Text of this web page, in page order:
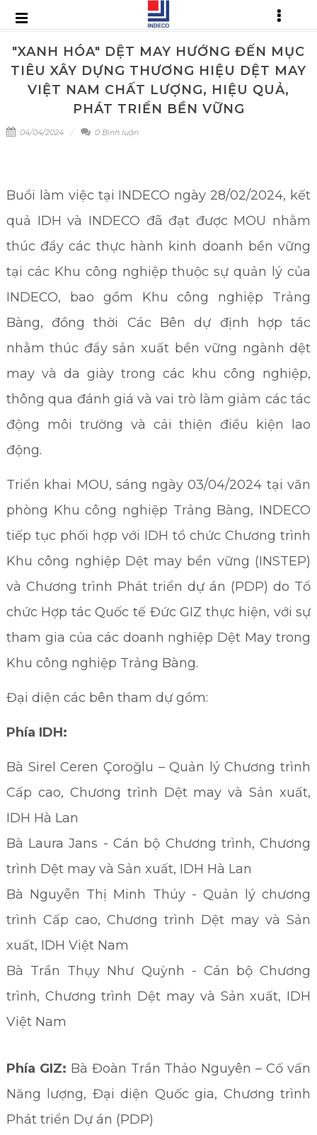
"XANH HÓA" DỆT MAY HƯỚNG ĐẾN MỤC
TIÊU XÂY DỰNG THƯƠNG HIỆU DỆT MAY
VIỆT NAM CHẤT LƯỢNG, HIỆU QUẢ,
PHÁT TRIỂN BỀN VỮNG
04/04/2024 0 Bình luận
Buổi làm việc tại INDECO ngày 28/02/2024, kết
quả IDH và INDECO đã đạt được MOU nhằm
thúc đẩy các thực hành kinh doanh bền vững
tại các Khu công nghiệp thuộc sự quản lý của
INDECO, bao gồm Khu công nghiệp Trảng
Bàng, đồng thời Các Bên dự định hợp tác
nhằm thúc đẩy sản xuất bền vững ngành dệt
may và da giày trong các khu công nghiệp,
thông qua đánh giá và vai trò làm giảm các tác
động môi trường và cải thiện điều kiện lao
động.
Triển khai MOU, sáng ngày 03/04/2024 tại văn
phòng Khu công nghiệp Trảng Bàng, INDECO
tiếp tục phối hợp với IDH tổ chức Chương trình
Khu công nghiệp Dệt may bền vững (INSTEP)
và Chương trình Phát triển dự án (PDP) do Tổ
chức Hợp tác Quốc tế Đức GIZ thực hiện, với sự
tham gia của các doanh nghiệp Dệt May trong
Khu công nghiệp Trảng Bàng.
Đại diện các bên tham dự gồm:
Phía IDH:
Bà Sirel Ceren Çoroğlu – Quản lý Chương trình
Cấp cao, Chương trình Dệt may và Sản xuất,
IDH Hà Lan
Bà Laura Jans - Cán bộ Chương trình, Chương
trình Dệt may và Sản xuất, IDH Hà Lan
Bà Nguyễn Thị Minh Thúy - Quản lý chương
trình Cấp cao, Chương trình Dệt may và Sản
xuất, IDH Việt Nam
Bà Trần Thụy Như Quỳnh - Cán bộ Chương
trình, Chương trình Dệt may và Sản xuất, IDH
Việt Nam
Phía GIZ: Bà Đoàn Trần Thảo Nguyên – Cố vấn
Năng lượng, Đại diện Quốc gia, Chương trình
Phát triển Dự án (PDP)